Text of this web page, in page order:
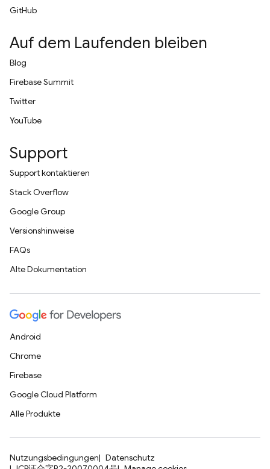
GitHub
Auf dem Laufenden bleiben
Blog
Firebase Summit
Twitter
YouTube
Support
Support kontaktieren
Stack Overflow
Google Group
Versionshinweise
FAQs
Alte Dokumentation
Android
Chrome
Firebase
Google Cloud Platform
Alle Produkte
Nutzungsbedingungen
Datenschutz